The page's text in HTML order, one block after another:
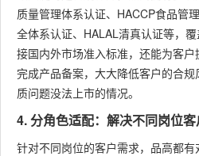
质量管理体系认证、HACCP食品管
全体系认证、HALAL清真认证等，
接国内外市场准入标准，还能为客
完成产品备案，大大降低客户的合
质问题没法上市的情况。
4. 分角色适配：解决不同岗位
针对不同岗位的客户需求，品高都